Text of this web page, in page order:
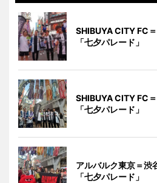
SHIBUYA CITY FC
「七夕パレード」
SHIBUYA CITY FC
「七夕パレード」
アルバルク東京＝渋
「七夕パレード」